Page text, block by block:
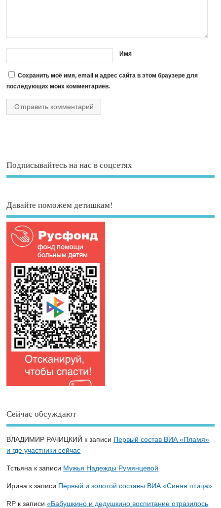
Имя
Сохранить моё имя, email и адрес сайта в этом браузере для
последующих моих комментариев.
Подписывайтесь на нас в соцсетях
Давайте поможем детишкам!
Сейчас обсуждают
ВЛАДИМИР РАЧИЦКИЙ к записи Первый состав ВИА «Пламя»
и где участники сейчас
Тстьяна к записи Мужья Надежды Румянцевой
Ирина к записи Первый и золотой составы ВИА «Синяя птица»
RP к записи«Бабушкино и дедушкино воспитание отразилось